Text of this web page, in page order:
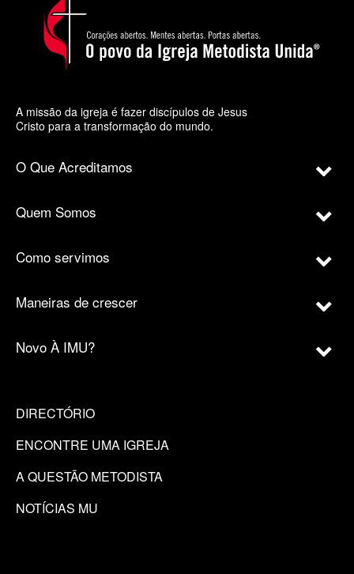
A missão da igreja é fazer discípulos de Jesus
Cristo para a transformação do mundo.
O Que Acreditamos
Quem Somos
Como servimos
Maneiras de crescer
Novo À IMU?
DIRECTÓRIO
ENCONTRE UMA IGREJA
A QUESTÃO METODISTA
NOTÍCIAS MU